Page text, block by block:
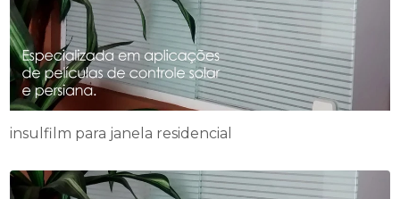
insulfilm para janela residencial